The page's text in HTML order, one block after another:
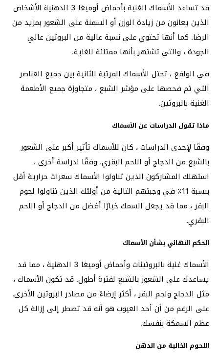
قد تساعد الأسماك الغنية بأحماض أوميغا 3 الدهنية الأشخاص
الذين يعانون من زيادة الوزن أو السمنة على الشعور بمزيد من
الرضا. كما أنها تحتوي على نسبة عالية من البروتين عالي
الجودة ، والتي تشتهر بأنها ممتلئة للغاية.
في الواقع ، تحتل الأسماك المرتبة الثانية بين جميع العناصر
التي تم فحصها على مؤشر الشبع ، متجاوزة جميع الأطعمة
الغنية بالبروتين.
ماذا تقول الدراسات عن الأسماك
وفقًا لإحدى الدراسات ، كان للأسماك تأثير أكبر على الشعور
بالشبع من الدجاج أو اللحم البقري. وفقًا لدراسة أخرى ،
استهلك المشاركون الذين تناولوا الأسماك سعرات حرارية أقل
بنسبة 11٪ في وجبتهم التالية من أولئك الذين تناولوا لحوم
البقر ، مما قد يجعل السمك خيارًا أفضل من الدجاج أو اللحم
البقري.
الحكم النهائي بشأن الأسماك
الأسماك غنية بالبروتينات وأحماض أوميغا 3 الدهنية ، مما قد
يساعدك على الشعور بالشبع لفترة أطول. قد تكون الأسماك ،
مثل الدجاج ولحم البقر ، أكثر إرضاءً من مصادر البروتين الأخرى.
على الرغم من أن أحد العيوب هو أنه قد تضطر إلى إزالة كل
عظم السمكة بنفسك.
اللحوم الخالية من الدهن